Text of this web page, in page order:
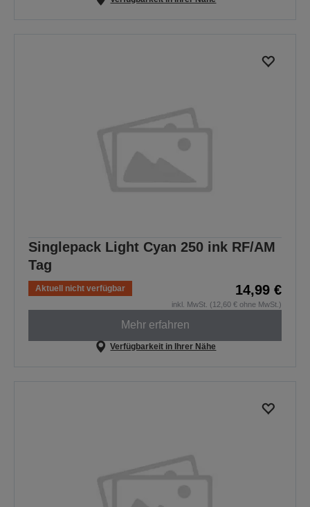
Singlepack Light Cyan 250 ink RF/AM
Tag
Aktuell nicht verfügbar 14,99 €
inkl. MwSt. (12,60 € ohne MwSt.)
Mehr erfahren
Verfügbarkeit in Ihrer Nähe